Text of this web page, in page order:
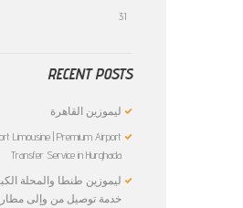
31
RECENT POSTS
ليموزين القاهرة
Limousine | Premium Airport
Transfer Service in Hurghada
ليموزين طنطا والمحلة
خدمة توصيل من وإلى مطار